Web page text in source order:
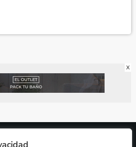
X
DEZASETE MEDIA SL